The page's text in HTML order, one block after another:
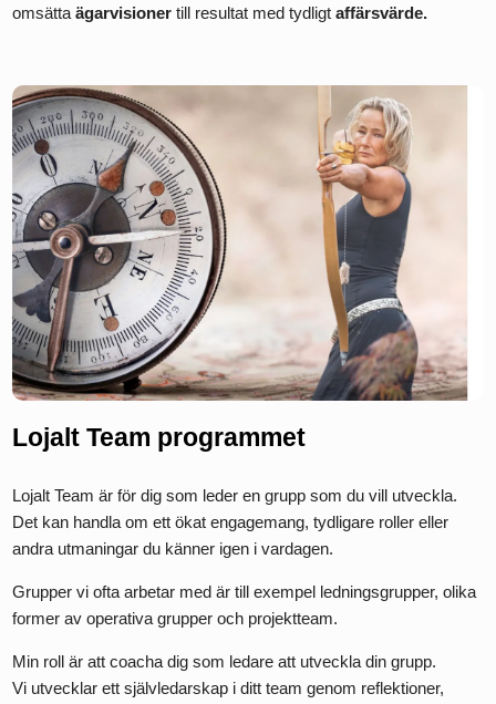
omsättaägarvisionertill resultat med tydligtaffärsvärde.
Lojalt Team programmet
Lojalt Team är för dig som leder en grupp som du vill utveckla.
Det kan handla om ett ökat engagemang, tydligare roller eller
andra utmaningar du känner igen i vardagen.
Grupper vi ofta arbetar med är till exempel ledningsgrupper, olika
former av operativa grupper och projektteam.
Min roll är att coacha dig som ledare att utveckla din grupp.
Vi utvecklar ett självledarskap i ditt team genom reflektioner,